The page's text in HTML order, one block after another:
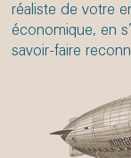
réaliste de votre
économique, en
savoir-faire